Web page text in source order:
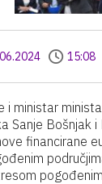
15:08
i ministar
Sanje Bošnjak
financirane